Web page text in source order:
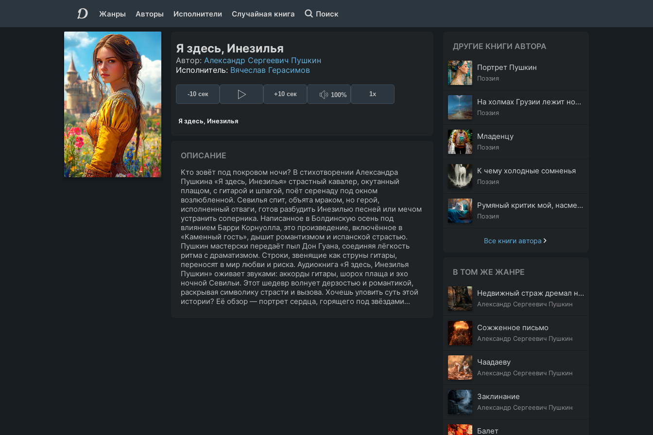
Жанры Авторы Исполнители Случайная книга Поиск
Я здесь, Инезилья
Автор: Александр Сергеевич Пушкин
Исполнитель: Вячеслав Герасимов
-10 сек +10 сек 100% 1x
Я здесь, Инезилья
ОПИСАНИЕ
Кто зовёт под покровом ночи? В стихотворении Александра
Пушкина «Я здесь, Инезилья» страстный кавалер, окутанный
плащом, с гитарой и шпагой, поёт серенаду под окном
возлюбленной. Севилья спит, объята мраком, но герой,
исполненный отваги, готов разбудить Инезилью песней или мечом
устранить соперника. Написанное в Болдинскую осень под
влиянием Барри Корнуолла, это произведение, включённое в
«Каменный гость», дышит романтизмом и испанской страстью.
Пушкин мастерски передаёт пыл Дон Гуана, соединяя лёгкость
ритма с драматизмом. Строки, звенящие как струны гитары,
переносят в мир любви и риска. Аудиокнига «Я здесь, Инезилья
Пушкин» оживает звуками: аккорды гитары, шорох плаща и эхо
ночной Севильи. Этот шедевр волнует дерзостью и романтикой,
раскрывая символику страсти и вызова. Хочешь уловить суть этой
истории? Её обзор — портрет сердца, горящего под звёздами...
ДРУГИЕ КНИГИ АВТОРА
Портрет Пушкин
Поэзия
На холмах Грузии лежит ночная мгла
Поэзия
Младенцу
Поэзия
К чему холодные сомненья
Поэзия
Румяный критик мой, насмешник толстопузый
Поэзия
Все книги автора
В ТОМ ЖЕ ЖАНРЕ
Недвижный страж дремал на царственном пороге
Александр Сергеевич Пушкин
Сожженное письмо
Александр Сергеевич Пушкин
Чаадаеву
Александр Сергеевич Пушкин
Заклинание
Александр Сергеевич Пушкин
Балет